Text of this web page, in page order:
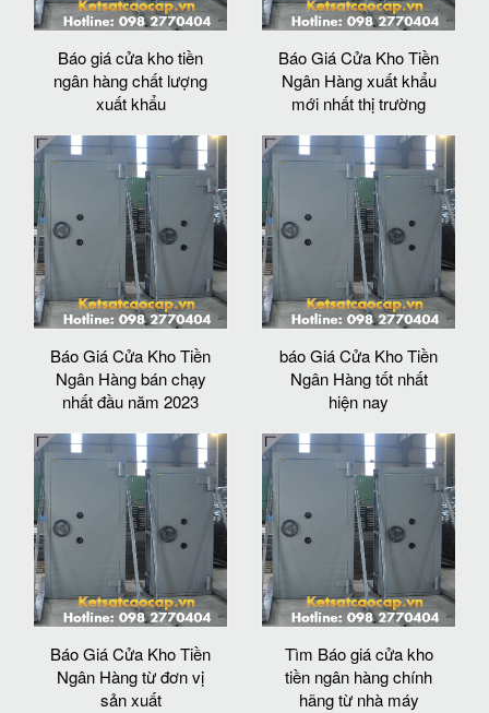
Báo giá cửa kho tiền
ngân hàng chất lượng
xuất khẩu
Báo Giá Cửa Kho Tiền
Ngân Hàng xuất khẩu
mới nhất thị trường
Báo Giá Cửa Kho Tiền
Ngân Hàng bán chạy
nhất đầu năm 2023
báo Giá Cửa Kho Tiền
Ngân Hàng tốt nhất
hiện nay
Báo Giá Cửa Kho Tiền
Ngân Hàng từ đơn vị
sản xuất
Tìm Báo giá cửa kho
tiền ngân hàng chính
hãng từ nhà máy